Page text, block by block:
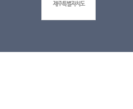
제주특별자치도